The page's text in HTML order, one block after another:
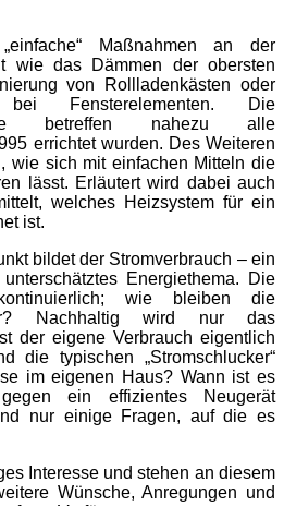
Maßnahmen an der
wie das Dämmen der obersten
von Rollladenkästen oder
Fensterelementen. Die
betreffen nahezu alle
errichtet wurden. Des Weiteren
wie sich mit einfachen Mitteln die
lässt. Erläutert wird dabei auch
welches Heizsystem für ein
ist.
bildet der Stromverbrauch – ein
Energiethema. Die
wie bleiben die
Nachhaltig wird nur das
der eigene Verbrauch eigentlich
die typischen „Stromschlucker“
im eigenen Haus? Wann ist es
ein effizientes Neugerät
nur einige Fragen, auf die es
Interesse und stehen an diesem
Wünsche, Anregungen und